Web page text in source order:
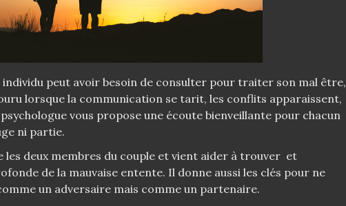
individu peut avoir besoin de consulter pour traiter son mal être,
lorsque la communication se tarit, les conflits apparaissent,
vous propose une écoute bienveillante pour chacun
ni partie.
les deux membres du couple et vient aider à trouver et
de la mauvaise entente. Il donne aussi les clés pour ne
un adversaire mais comme un partenaire.